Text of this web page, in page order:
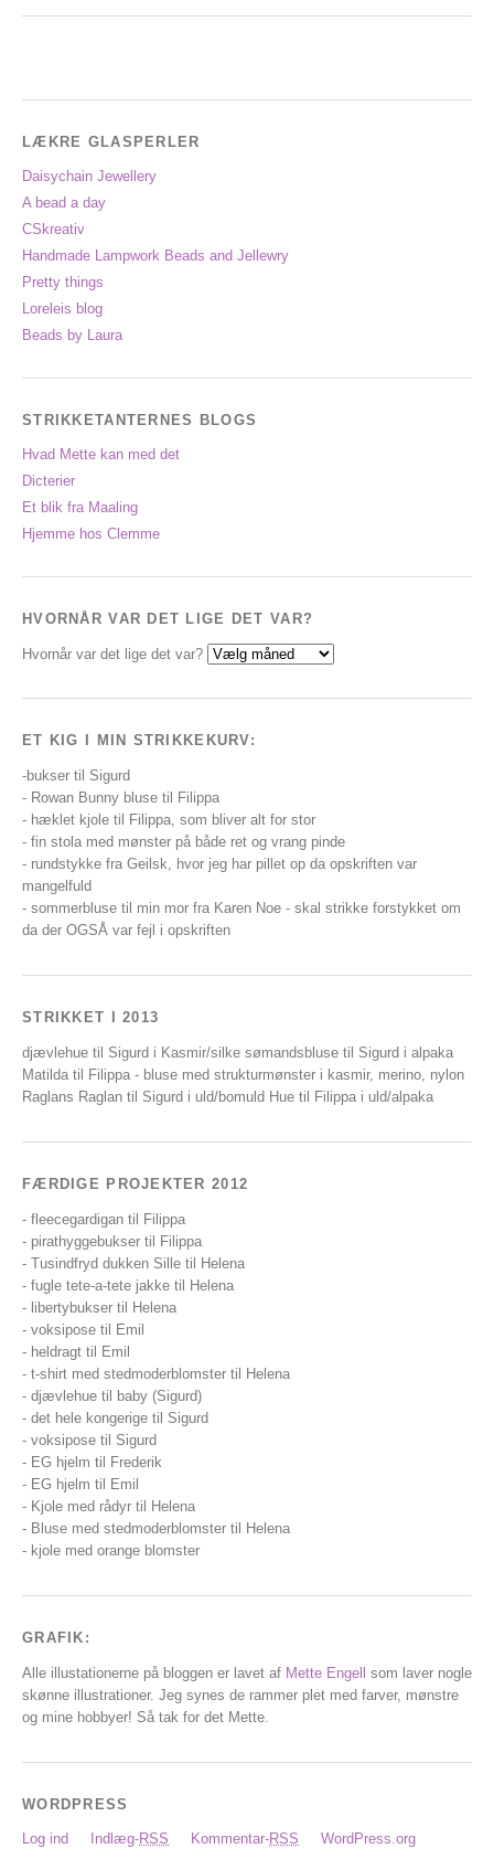
LÆKRE GLASPERLER
Daisychain Jewellery
A bead a day
CSkreativ
Handmade Lampwork Beads and Jellewry
Pretty things
Loreleis blog
Beads by Laura
STRIKKETANTERNES BLOGS
Hvad Mette kan med det
Dicterier
Et blik fra Maaling
Hjemme hos Clemme
HVORNÅR VAR DET LIGE DET VAR?
Hvornår var det lige det var?
ET KIG I MIN STRIKKEKURV:
-bukser til Sigurd
- Rowan Bunny bluse til Filippa
- hæklet kjole til Filippa, som bliver alt for stor
- fin stola med mønster på både ret og vrang pinde
- rundstykke fra Geilsk, hvor jeg har pillet op da opskriften var
mangelfuld
- sommerbluse til min mor fra Karen Noe - skal strikke forstykket om
da der OGSÅ var fejl i opskriften
STRIKKET I 2013
djævlehue til Sigurd i Kasmir/silke sømandsbluse til Sigurd i alpaka
Matilda til Filippa - bluse med strukturmønster i kasmir, merino, nylon
Raglans Raglan til Sigurd i uld/bomuld Hue til Filippa i uld/alpaka
FÆRDIGE PROJEKTER 2012
- fleecegardigan til Filippa
- pirathyggebukser til Filippa
- Tusindfryd dukken Sille til Helena
- fugle tete-a-tete jakke til Helena
- libertybukser til Helena
- voksipose til Emil
- heldragt til Emil
- t-shirt med stedmoderblomster til Helena
- djævlehue til baby (Sigurd)
- det hele kongerige til Sigurd
- voksipose til Sigurd
- EG hjelm til Frederik
- EG hjelm til Emil
- Kjole med rådyr til Helena
- Bluse med stedmoderblomster til Helena
- kjole med orange blomster
GRAFIK:
Alle illustationerne på bloggen er lavet af Mette Engell som laver nogle
skønne illustrationer. Jeg synes de rammer plet med farver, mønstre
og mine hobbyer! Så tak for det Mette.
WORDPRESS
Log ind Indlæg-RSS Kommentar-RSS WordPress.org